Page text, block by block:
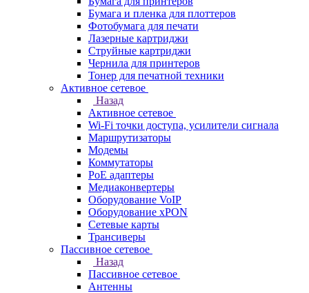
Бумага и пленка для плоттеров
Фотобумага для печати
Лазерные картриджи
Струйные картриджи
Чернила для принтеров
Тонер для печатной техники
Активное сетевое
Назад
Активное сетевое
Wi-Fi точки доступа, усилители сигнала
Маршрутизаторы
Модемы
Коммутаторы
PoE адаптеры
Медиаконвертеры
Оборудование VoIP
Оборудование xPON
Сетевые карты
Трансиверы
Пассивное сетевое
Назад
Пассивное сетевое
Антенны